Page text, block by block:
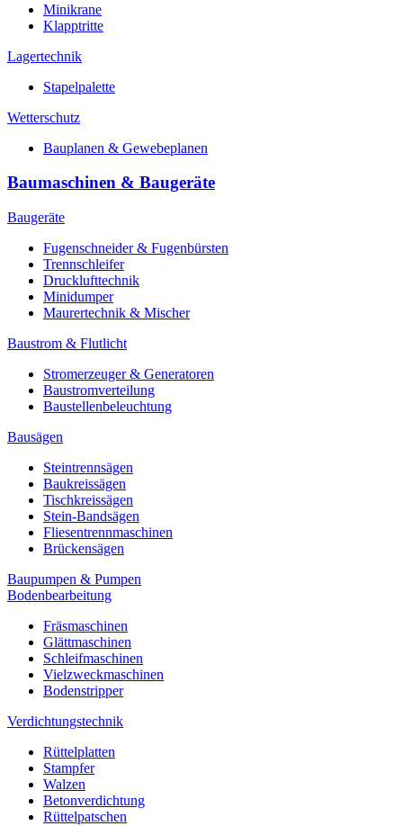
Minikrane
Klapptritte
Lagertechnik
Stapelpalette
Wetterschutz
Bauplanen & Gewebeplanen
Baumaschinen & Baugeräte
Baugeräte
Fugenschneider & Fugenbürsten
Trennschleifer
Drucklufttechnik
Minidumper
Maurertechnik & Mischer
Baustrom & Flutlicht
Stromerzeuger & Generatoren
Baustromverteilung
Baustellenbeleuchtung
Bausägen
Steintrennsägen
Baukreissägen
Tischkreissägen
Stein-Bandsägen
Fliesentrennmaschinen
Brückensägen
Baupumpen & Pumpen
Bodenbearbeitung
Fräsmaschinen
Glättmaschinen
Schleifmaschinen
Vielzweckmaschinen
Bodenstripper
Verdichtungstechnik
Rüttelplatten
Stampfer
Walzen
Betonverdichtung
Rüttelpatschen